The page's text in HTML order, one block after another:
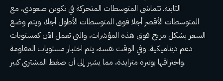
الثابتة. تتماشى المتوسطات المتحركة في تكوين صعودي، مع
المتوسطات الأقصر أجلا فوق المتوسطات الأطول أجلا، ويتم وضع
السعر بشكل مريح فوق هذه المؤشرات، والتي تعمل الآن كمستويات
دعم ديناميكية. وفي الوقت نفسه، يتم اختبار مستويات المقاومة
واختراقها بوتيرة متزايدة، مما يشير إلى أن ضغط المشتري كبير.